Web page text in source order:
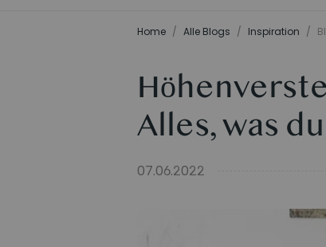
Home / Alle Blogs / Inspiration /
Alles, was
07.06.2022